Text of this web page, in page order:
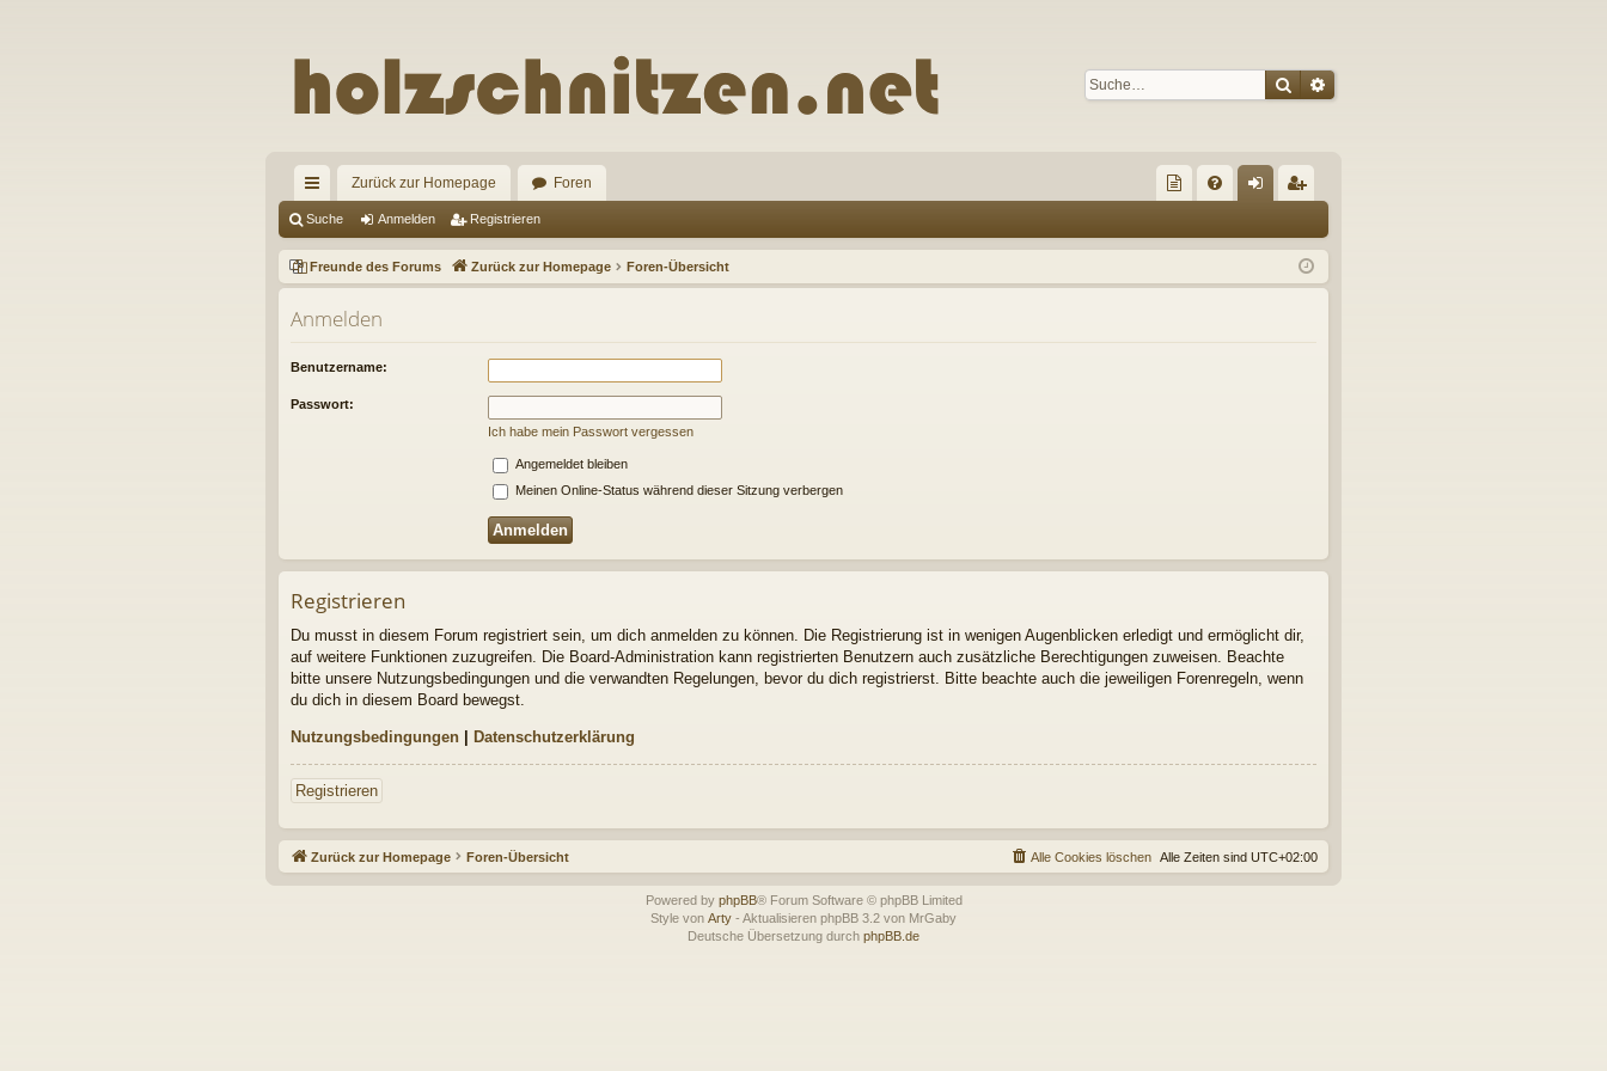
SucheErweiterte Suche
ch
ne
llz
ug
riff
Zurück zur Homepage Foren
un
de
Q m
el
ist
rie
Suche Anmelden Registrieren
Freunde des Forums Zurück zur Homepage Foren-Übersicht
Anmelden
Benutzername:
Passwort:
Ich habe mein Passwort vergessen
Angemeldet bleiben
Meinen Online-Status während dieser Sitzung verbergen
Registrieren
Du musst in diesem Forum registriert sein, um dich anmelden zu können. Die Registrierung ist in wenigen Augenblicken erledigt und ermöglicht dir,
auf weitere Funktionen zuzugreifen. Die Board-Administration kann registrierten Benutzern auch zusätzliche Berechtigungen zuweisen. Beachte
bitte unsere Nutzungsbedingungen und die verwandten Regelungen, bevor du dich registrierst. Bitte beachte auch die jeweiligen Forenregeln, wenn
du dich in diesem Board bewegst.
Nutzungsbedingungen | Datenschutzerklärung
Registrieren
Zurück zur Homepage Foren-Übersicht Alle Zeiten sind UTC+02:00
Alle Cookies löschen
Powered by phpBB® Forum Software © phpBB Limited
Style von Arty - Aktualisieren phpBB 3.2 von MrGaby
Deutsche Übersetzung durch phpBB.de